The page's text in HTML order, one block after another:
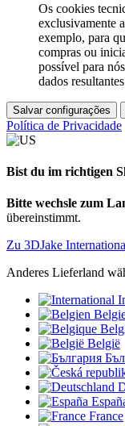
Os cookies
exclusivamente
exemplo, para
compras ou
possível para
dados
Salvar configurações
Política de Privacidade
Bist du im richtigen
Bitte wechsle zum
übereinstimmt.
Zu 3DJake
Anderes Lieferland
België
France